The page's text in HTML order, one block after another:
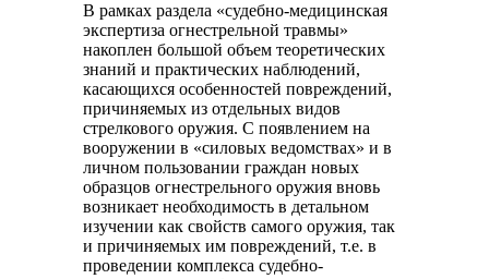
В рамках раздела «судебно-медицинская
экспертиза огнестрельной травмы»
накоплен большой объем теоретических
знаний и практических наблюдений,
касающихся особенностей повреждений,
причиняемых из отдельных видов
стрелкового оружия. С появлением на
вооружении в «силовых ведомствах» и в
личном пользовании граждан новых
образцов огнестрельного оружия вновь
возникает необходимость в детальном
изучении как свойств самого оружия, так
и причиняемых им повреждений, т.е. в
проведении комплекса судебно-